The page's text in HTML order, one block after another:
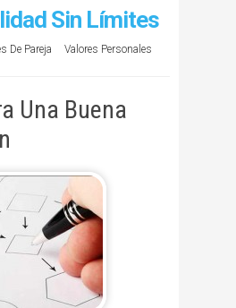
Sin Límites
De Pareja Valores Personales
Una Buena